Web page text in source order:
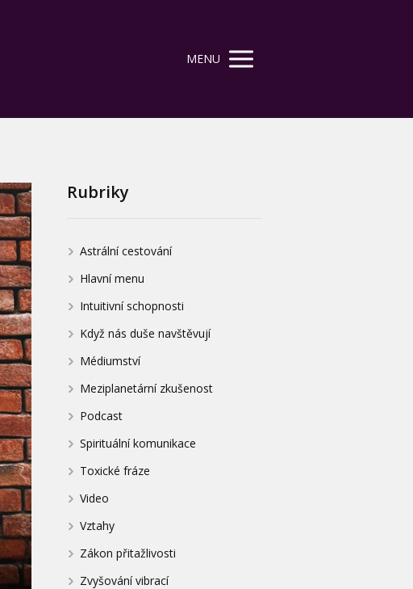
MENU
Rubriky
Astrální cestování
Hlavní menu
Intuitivní schopnosti
Když nás duše navštěvují
Médiumství
Meziplanetární zkušenost
Podcast
Spirituální komunikace
Toxické fráze
Video
Vztahy
Zákon přitažlivosti
Zvyšování vibrací